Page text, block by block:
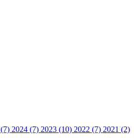
2024 (7) 2023 (10) 2022 (7) 2021 (2)